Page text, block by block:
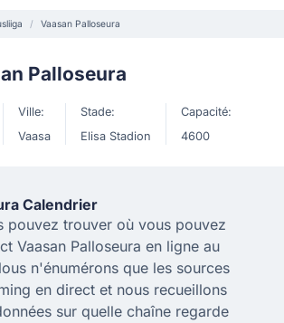
Vaasan Palloseura
Palloseura
Ville:
Vaasa
Stade:
Elisa Stadion
Capacité:
4600
Calendrier
pouvez trouver où vous pouvez
Vaasan Palloseura en ligne au
n'énumérons que les sources
en direct et nous recueillons
sur quelle chaîne regarde